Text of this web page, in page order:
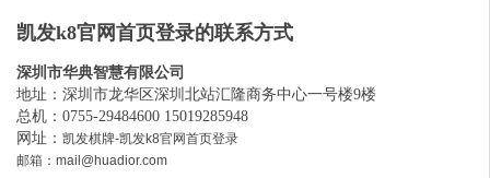
凯发k8官网首页登录的联系方式
深圳市华典智慧有限公司
地址：深圳市龙华区深圳北站汇隆商务中心一号楼9楼
总机：0755-29484600 15019285948
网址： 凯发棋牌-凯发k8官网首页登录
邮箱： mail@huadior.com